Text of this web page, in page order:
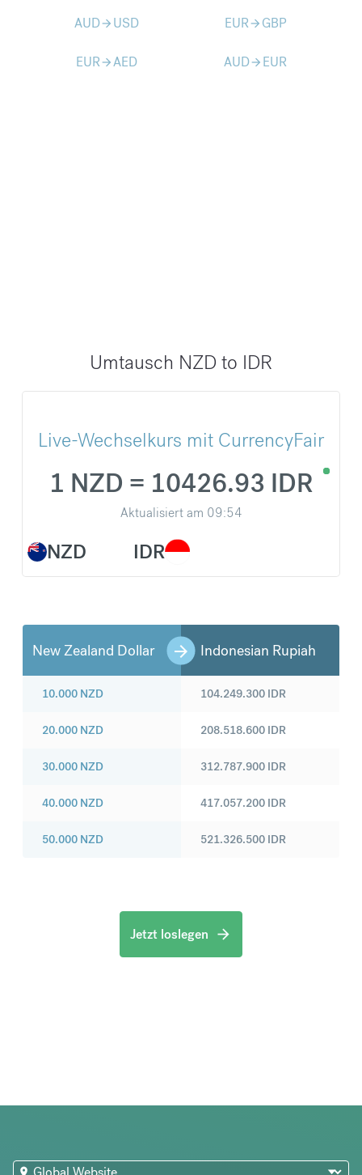
AUDarrow_forward USD EURarrow_forward GBP
EURarrow_forwardAED AUDarrow_forward EUR
Umtausch NZD to IDR
Live-Wechselkurs mit CurrencyFair
NZD
1 NZD = 10426.93 IDR
Aktualisiert am 09:54
IDR
New Zealand Dollar Indonesian Rupiah
10.000 NZD
20.000 NZD
30.000 NZD
40.000 NZD
50.000 NZD
104.249.300 IDR
208.518.600 IDR
312.787.900 IDR
417.057.200 IDR
521.326.500 IDR
Jetzt loslegen